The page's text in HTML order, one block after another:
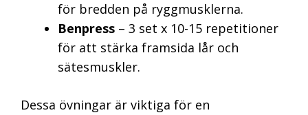
för bredden på ryggmusklerna.
Benpress – 3 set x 10-15 repetitioner
för att stärka framsida lår och
sätesmuskler.
Dessa övningar är viktiga för en